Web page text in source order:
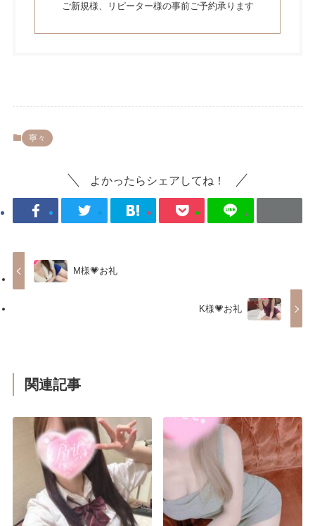
ご新規様、リピーター様の事前ご予約承ります
寧々
よかったらシェアしてね！
M様💗お礼
K様💗お礼
関連記事